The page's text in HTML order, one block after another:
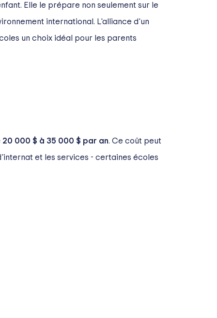
Elle le prépare non seulement sur le
international. L'alliance d'un
un choix idéal pour les parents
20 000 $ à 35 000 $ par an. Ce coût peut
et les services - certaines écoles